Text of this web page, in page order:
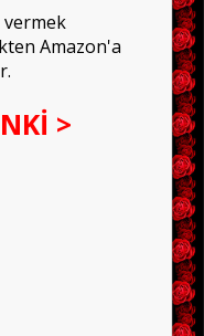
vermek
Amazon'a
>